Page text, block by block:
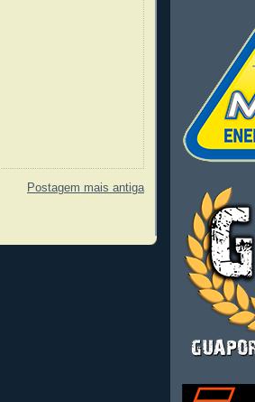
Postagem mais antiga